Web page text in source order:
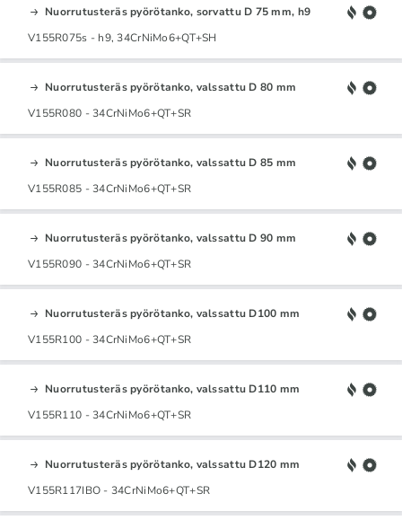
Nuorrutusteräs pyörötanko, sorvattu D 75 mm, h9
V155R075s - h9, 34CrNiMo6+QT+SH
Nuorrutusteräs pyörötanko, valssattu D 80 mm
V155R080 - 34CrNiMo6+QT+SR
Nuorrutusteräs pyörötanko, valssattu D 85 mm
V155R085 - 34CrNiMo6+QT+SR
Nuorrutusteräs pyörötanko, valssattu D 90 mm
V155R090 - 34CrNiMo6+QT+SR
Nuorrutusteräs pyörötanko, valssattu D100 mm
V155R100 - 34CrNiMo6+QT+SR
Nuorrutusteräs pyörötanko, valssattu D110 mm
V155R110 - 34CrNiMo6+QT+SR
Nuorrutusteräs pyörötanko, valssattu D120 mm
V155R117IBO - 34CrNiMo6+QT+SR